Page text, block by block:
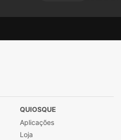
QUIOSQUE
Aplicações
Loja